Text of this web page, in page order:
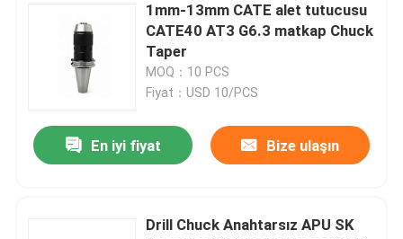
1mm-13mm CATE alet tutucusu
CATE40 AT3 G6.3 matkap Chuck
Taper
MOQ：10 PCS
Fiyat：USD 10/PCS
En iyi fiyat Bize ulaşın
Drill Chuck Anahtarsız APU SK